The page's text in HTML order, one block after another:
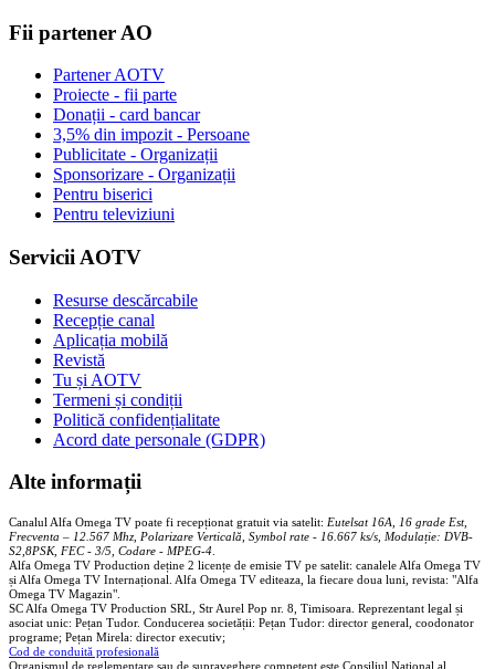
Fii partener AO
Partener AOTV
Proiecte - fii parte
Donații - card bancar
3,5% din impozit - Persoane
Publicitate - Organizații
Sponsorizare - Organizații
Pentru biserici
Pentru televiziuni
Servicii AOTV
Resurse descărcabile
Recepție canal
Aplicația mobilă
Revistă
Tu și AOTV
Termeni și condiții
Politică confidențialitate
Acord date personale (GDPR)
Alte informații
Canalul Alfa Omega TV poate fi recepționat gratuit via satelit: Eutelsat 16A, 16 grade Est,
Frecventa – 12.567 Mhz, Polarizare Verticală, Symbol rate - 16.667 ks/s, Modulație: DVB-
S2,8PSK, FEC - 3/5, Codare - MPEG-4
Alfa Omega TV Production deține 2 licențe de emisie TV pe satelit: canalele Alfa Omega TV
și Alfa Omega TV Internațional. Alfa Omega TV editeaza, la fiecare doua luni, revista: "Alfa
Omega TV Magazin".
SC Alfa Omega TV Production SRL, Str Aurel Pop nr. 8, Timisoara. Reprezentant legal și
asociat unic: Pețan Tudor. Conducerea societății: Pețan Tudor: director general, coodonator
programe; Pețan Mirela: director executiv;
Cod de conduită profesională
Organismul de reglementare sau de supraveghere competent este Consiliul National al